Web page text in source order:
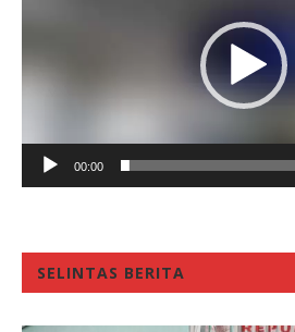
00:00
SELINTAS BERITA